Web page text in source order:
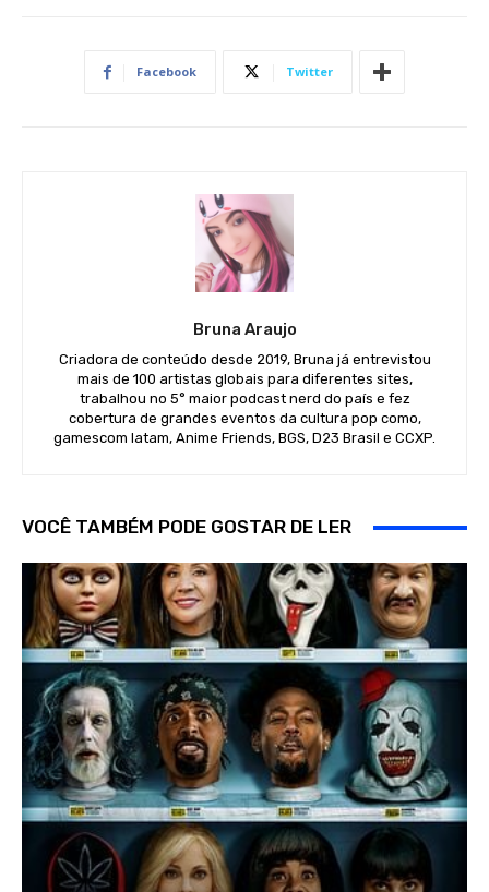
Facebook Twitter
Bruna Araujo
Criadora de conteúdo desde 2019, Bruna já entrevistou
mais de 100 artistas globais para diferentes sites,
trabalhou no 5° maior podcast nerd do país e fez
cobertura de grandes eventos da cultura pop como,
gamescom latam, Anime Friends, BGS, D23 Brasil e CCXP.
VOCÊ TAMBÉM PODE GOSTAR DE LER